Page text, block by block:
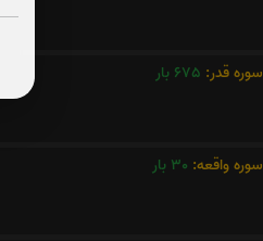
سوره قدر: 675 بار
سوره واقعه: 30 بار